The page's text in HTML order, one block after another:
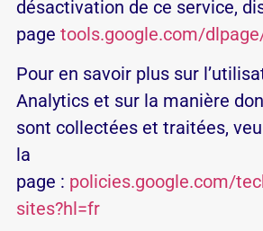
désactivation de ce service,
page tools.google.com/
Pour en savoir plus sur
Analytics et sur la manière
sont collectées et traitées,
la
page : policies.google.com/
sites?hl=fr